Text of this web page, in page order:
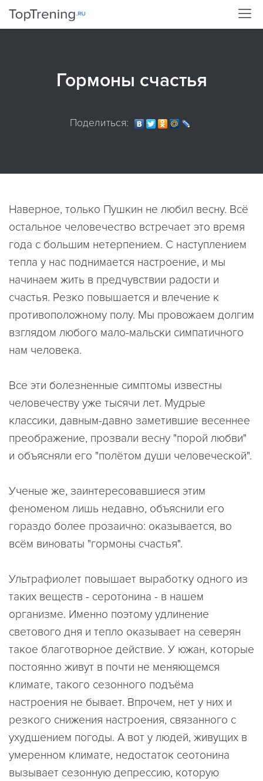
Гормоны счастья
Поделиться:
Наверное, только Пушкин не любил весну. Всё
остальное человечество встречает это время
года с большим нетерпением. С наступлением
тепла у нас поднимается настроение, и мы
начинаем жить в предчувствии радости и
счастья. Резко повышается и влечение к
противоположному полу. Мы провожаем долгим
взглядом любого мало-мальски симпатичного
нам человека.
Все эти болезненные симптомы известны
человечеству уже тысячи лет. Мудрые
классики, давным-давно заметившие весеннее
преображение, прозвали весну "порой любви"
и объясняли его "полётом души человеческой".
Ученые же, заинтересовавшиеся этим
феноменом лишь недавно, объяснили его
гораздо более прозаично: оказывается, во
всём виноваты "гормоны счастья".
Ультрафиолет повышает выработку одного из
таких веществ - серотонина - в нашем
организме. Именно поэтому удлинение
светового дня и тепло оказывает на северян
такое благотворное действие. У южан, которые
постоянно живут в почти не меняющемся
климате, такого сезонного подъёма
настроения не бывает. Впрочем, нет у них и
резкого снижения настроения, связанного с
ухудшением погоды. А вот у людей, живущих в
умеренном климате, недостаток сеотонина
вызывает сезонную депрессию, которую